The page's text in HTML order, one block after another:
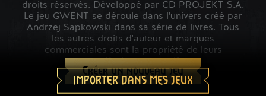
Créer un nouveau jeu
IMPORTER DANS MES JEUX
droits réservés. Développé par CD PROJEKT S.A.
Le jeu GWENT se déroule dans l'univers créé par
Andrzej Sapkowski dans sa série de livres. Tous
les autres droits d'auteur et marques
commerciales sont la propriété de leurs
propriétaires respectifs.